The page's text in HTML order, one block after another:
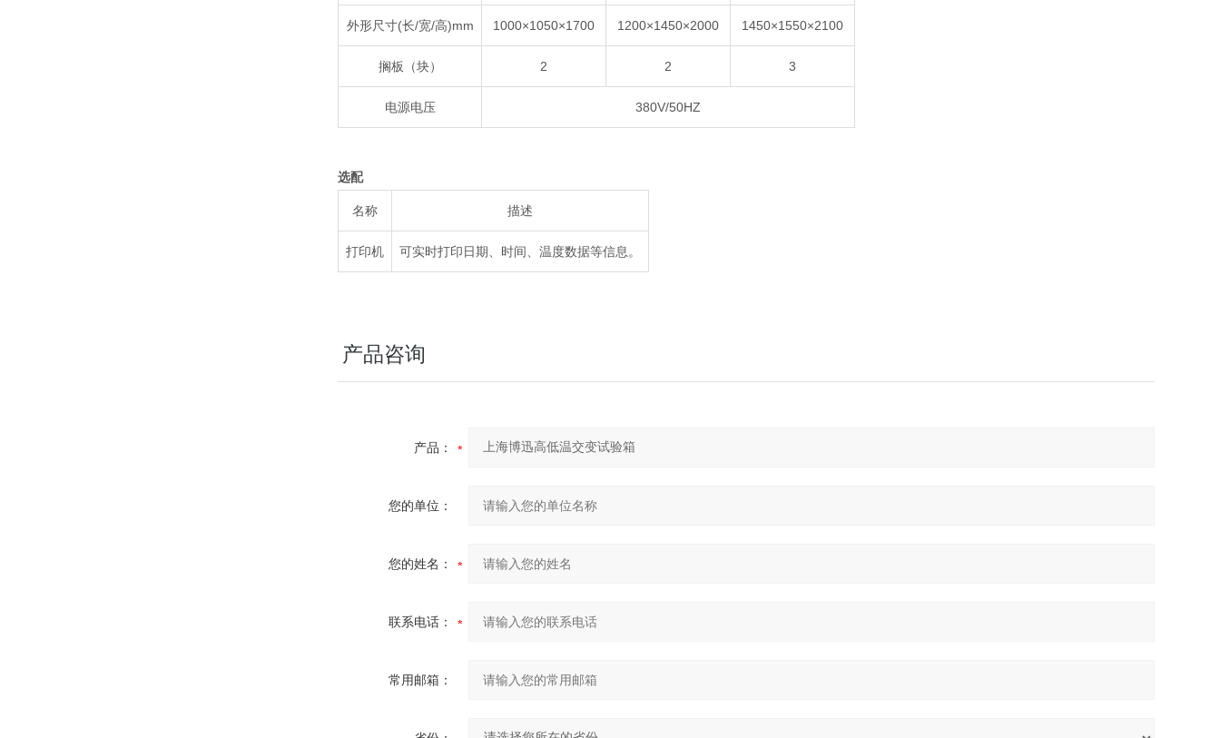
外形尺寸(长/宽/高)mm 1000×1050×1700 1200×1450×2000 1450×1550×2100
搁板（块） 2 2 3
电源电压 380V/50HZ
选配
名称 描述
打印机 可实时打印日期、时间、温度数据等信息。
产品咨询
产品：
您的单位：
您的姓名：
联系电话：
常用邮箱：